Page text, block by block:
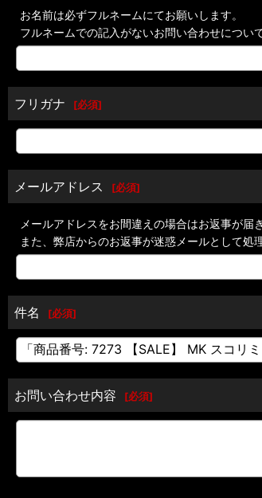
お名前は必ずフルネームにてお願いします。
フルネームでの記入がないお問い合わせについ
フリガナ [必須]
メールアドレス [必須]
メールアドレスをお間違えの場合はお返事が届
また、弊店からのお返事が迷惑メールとして処
件名 [必須]
お問い合わせ内容 [必須]